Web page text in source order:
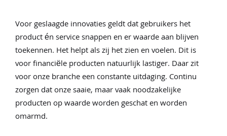
Taxateurs
Procedure
Vacatures
Voor geslaagde innovaties geldt dat gebruikers het
product én service snappen en er waarde aan blijven
toekennen. Het helpt als zij het zien en voelen. Dit is
voor financiële producten natuurlijk lastiger. Daar zit
voor onze branche een constante uitdaging. Continu
zorgen dat onze saaie, maar vaak noodzakelijke
producten op waarde worden geschat en worden
omarmd.